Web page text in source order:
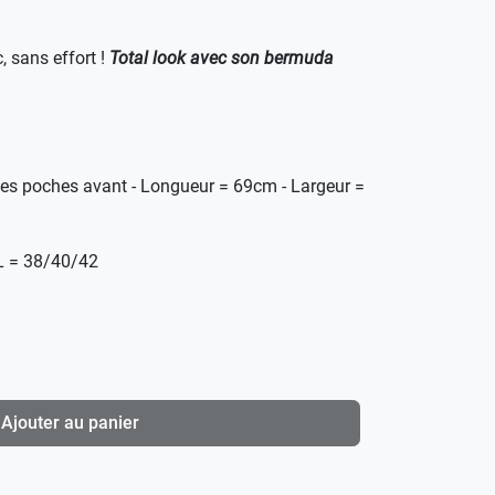
sans effort ! Total look avec son bermuda
poches avant - Longueur = 69cm - Largeur =
= 38/40/42
Ajouter au panier